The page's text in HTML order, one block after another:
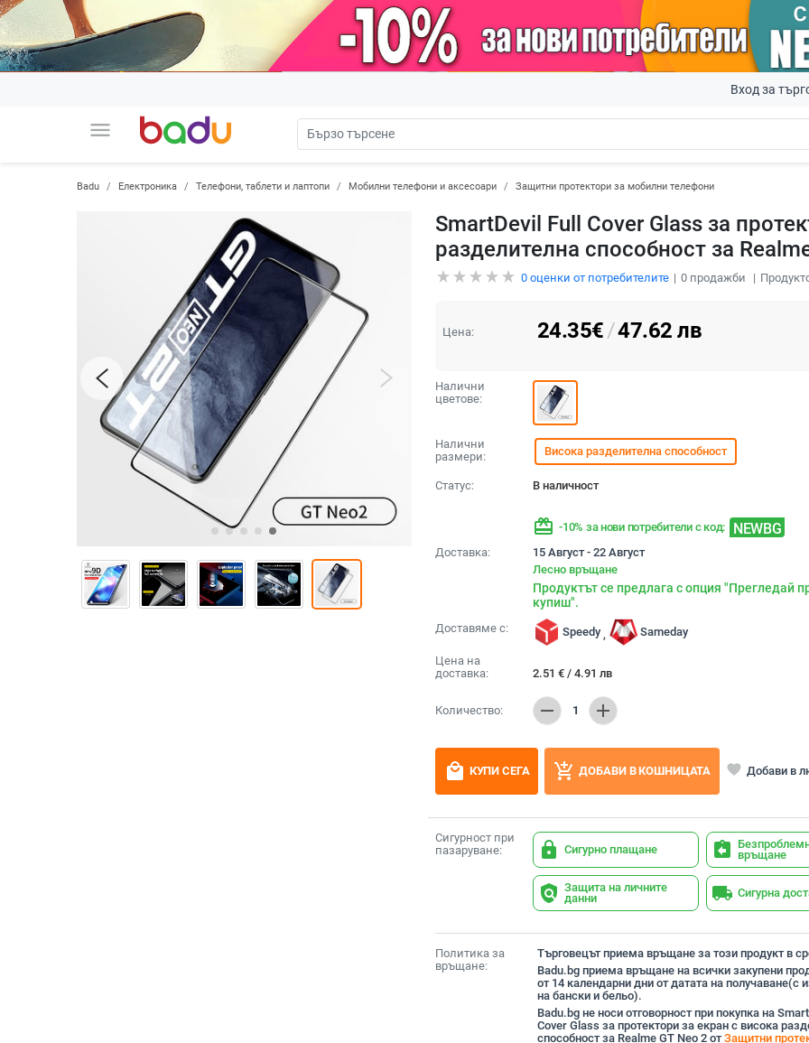
menu
Вход за
Badu Електроника Телефони, таблети и лаптопи Мобилни телефони и аксесоари Защитни протектори за мобилни телефони
SmartDevil Full Cover Glass за
разделителна способност за
0оценки от потребителите 0продажби
Цена: 24.35€/47.62 лв
Налични
цветове:
Налични
размери:
Висока разделителна способност
Статус: В наличност
redeem -10% за нови потребители с код: NEWBG
Доставка:
15 Август - 22 Август
Лесно връщане
Продуктът се предлага с опция "Прегледай
купиш".
Доставяме с: Speedy , Sameday
Цена на
доставка:
2.51 € / 4.91 лв
Количество: remove 1 add
local_mall КУПИ СЕГА add_shopping_cart ДОБАВИ В КОШНИЦАТА favorite Добави в
Сигурност при
пазаруване:
lock Сигурно плащане assignment_return връщане
policy Защита на личните
данни
local_shipping Сигурна
Политика за
връщане:
Търговецът приема връщане за този продукт в
Badu.bg приема връщане на всички закупени
от 14 календарни дни от датата на получаване(с
на бански и бельо).
Badu.bg не носи отговорност при покупка на
Cover Glass за протектори за екран с висока
способност за Realme GT Neo 2 отЗащитни